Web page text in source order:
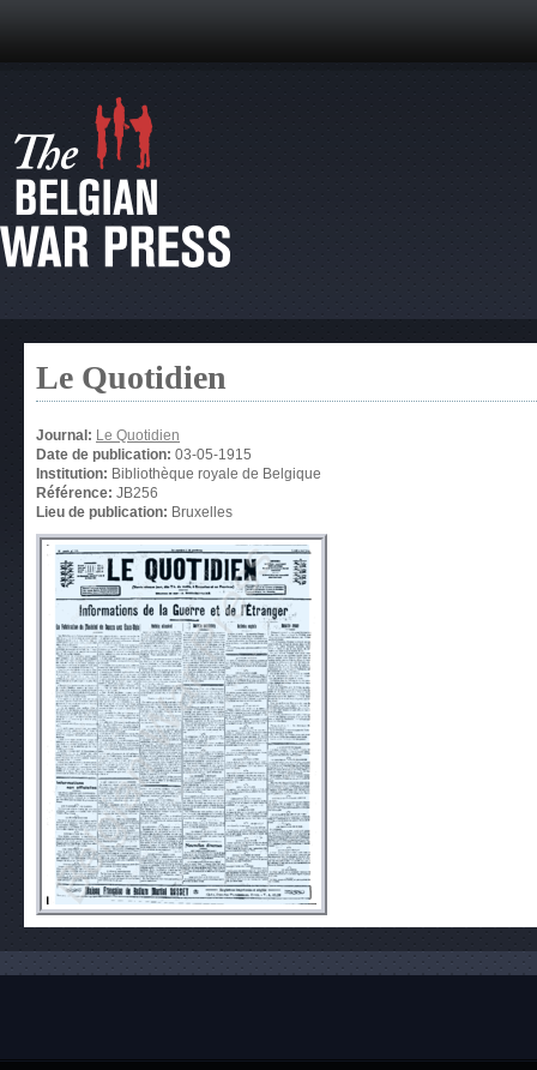
Le Quotidien
Journal: Le Quotidien
Date de publication: 03-05-1915
Institution: Bibliothèque royale de Belgique
Référence: JB256
Lieu de publication: Bruxelles